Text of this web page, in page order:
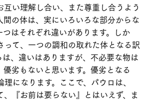
互い理解し合い、また尊重し合うよう
間の体は、実にいろいろな部分からな
つはそれぞれ違いがあります。しか
って、一つの調和の取れた体となる訳
は、違いはありますが、不必要な物は
優劣もないと思います。優劣となる
になります。ここで、パウロは、
、『お前は要らない』とはいえず、ま